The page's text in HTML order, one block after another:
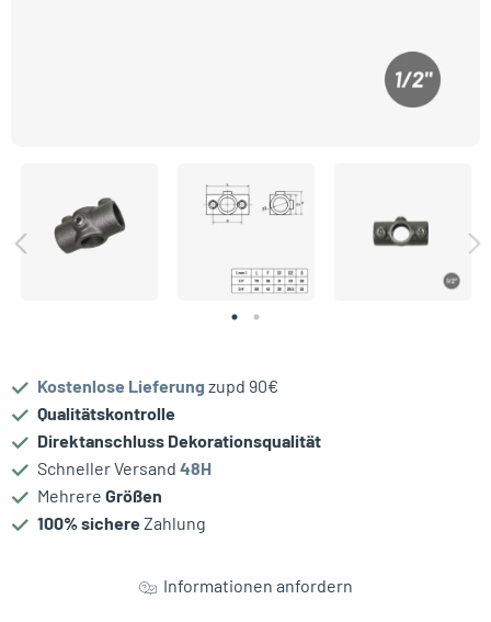
Kostenlose Lieferung zupd 90€
Qualitätskontrolle
Direktanschluss Dekorationsqualität
Schneller Versand 48H
Mehrere Größen
100% sichereZahlung
Informationen anfordern
menu